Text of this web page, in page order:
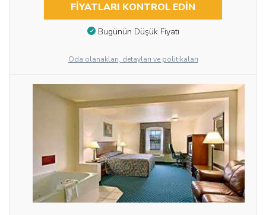
FIYATLARI KONTROL EDIN
Bugünün Düşük Fiyatı
Oda olanakları, detayları ve politikaları